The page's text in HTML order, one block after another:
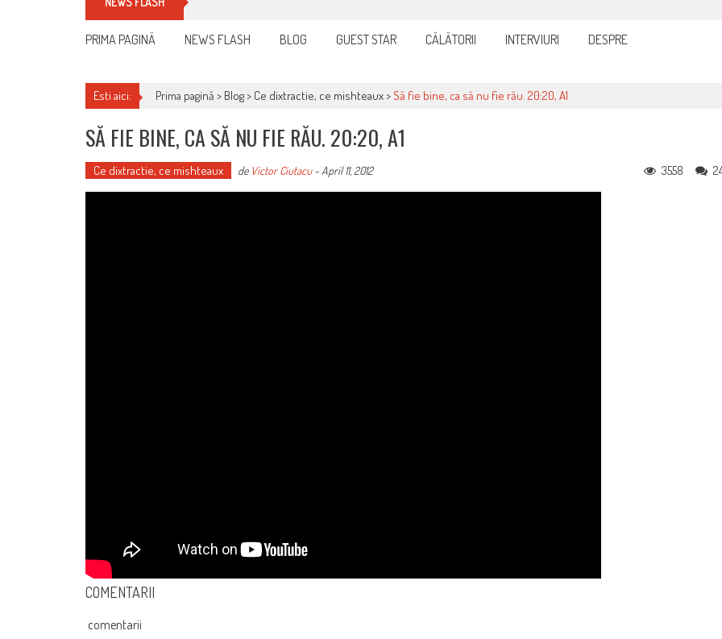
PRIMA PAGINĂ NEWS FLASH BLOG GUEST STAR CĂLĂTORII INTERVIURI DESPRE
Esti aici: Prima pagină > Blog> Ce dixtractie, ce mishteaux>Să fie bine, ca să nu fie rău. 20:20, A1
SĂ FIE BINE, CA SĂ NU FIE RĂU. 20:20, A1
Ce dixtractie, ce mishteaux de Victor Ciutacu- April 11, 2012 3558
COMENTARII
comentarii